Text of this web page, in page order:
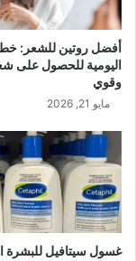
أفضل روتين للشعر:
اليومية للحصول على
وقوي
مايو 21, 2026
غسول سيتافيل للبشرة